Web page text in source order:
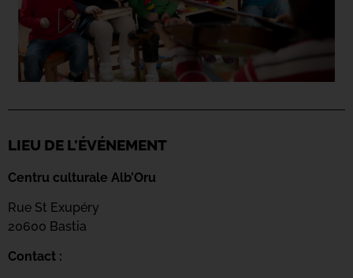
LIEU DE L'ÉVÉNEMENT
Centru culturale Alb’Oru
Rue St Exupéry
20600 Bastia
Contact :